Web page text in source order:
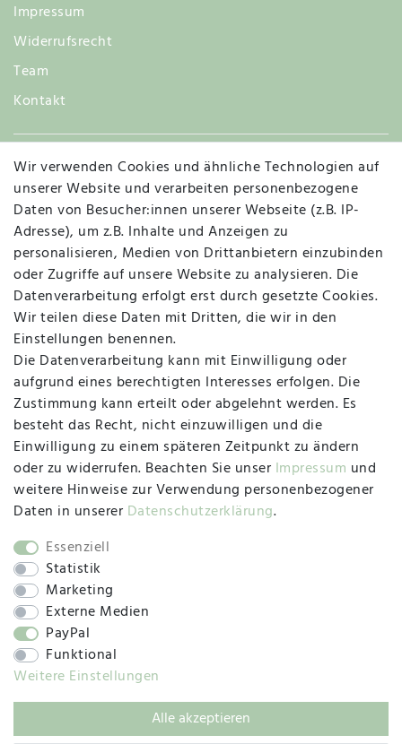
Impressum
Widerrufsrecht
Team
Kontakt
Widerruf
Vertrag widerrufen Kontakt
MAPALI VOR ORT
Herzogstraße 10
47533 Kleve
Montag, Dienstag, Donnerstag, Freitag
09:00 Uhr bis 13:00 Uhr
Mittwoch
09:00 Uhr bis 12:00 Uhr
SOCIAL
Wir verwenden Cookies und ähnliche Technologien auf
unserer Website und verarbeiten personenbezogene
Daten von Besucher:innen unserer Webseite (z.B. IP-
Adresse), um z.B. Inhalte und Anzeigen zu
personalisieren, Medien von Drittanbietern einzubinden
oder Zugriffe auf unsere Website zu analysieren. Die
Datenverarbeitung erfolgt erst durch gesetzte Cookies.
Wir teilen diese Daten mit Dritten, die wir in den
Einstellungen benennen.
Die Datenverarbeitung kann mit Einwilligung oder
aufgrund eines berechtigten Interesses erfolgen. Die
Zustimmung kann erteilt oder abgelehnt werden. Es
besteht das Recht, nicht einzuwilligen und die
Einwilligung zu einem späteren Zeitpunkt zu ändern
oder zu widerrufen. Beachten Sie unser Impressum und
weitere Hinweise zur Verwendung personenbezogener
Daten in unserer Daten­schutz­erklärung.
Essenziell
Statistik
Marketing
Externe Medien
PayPal
Funktional
Weitere Einstellungen
Alle akzeptieren